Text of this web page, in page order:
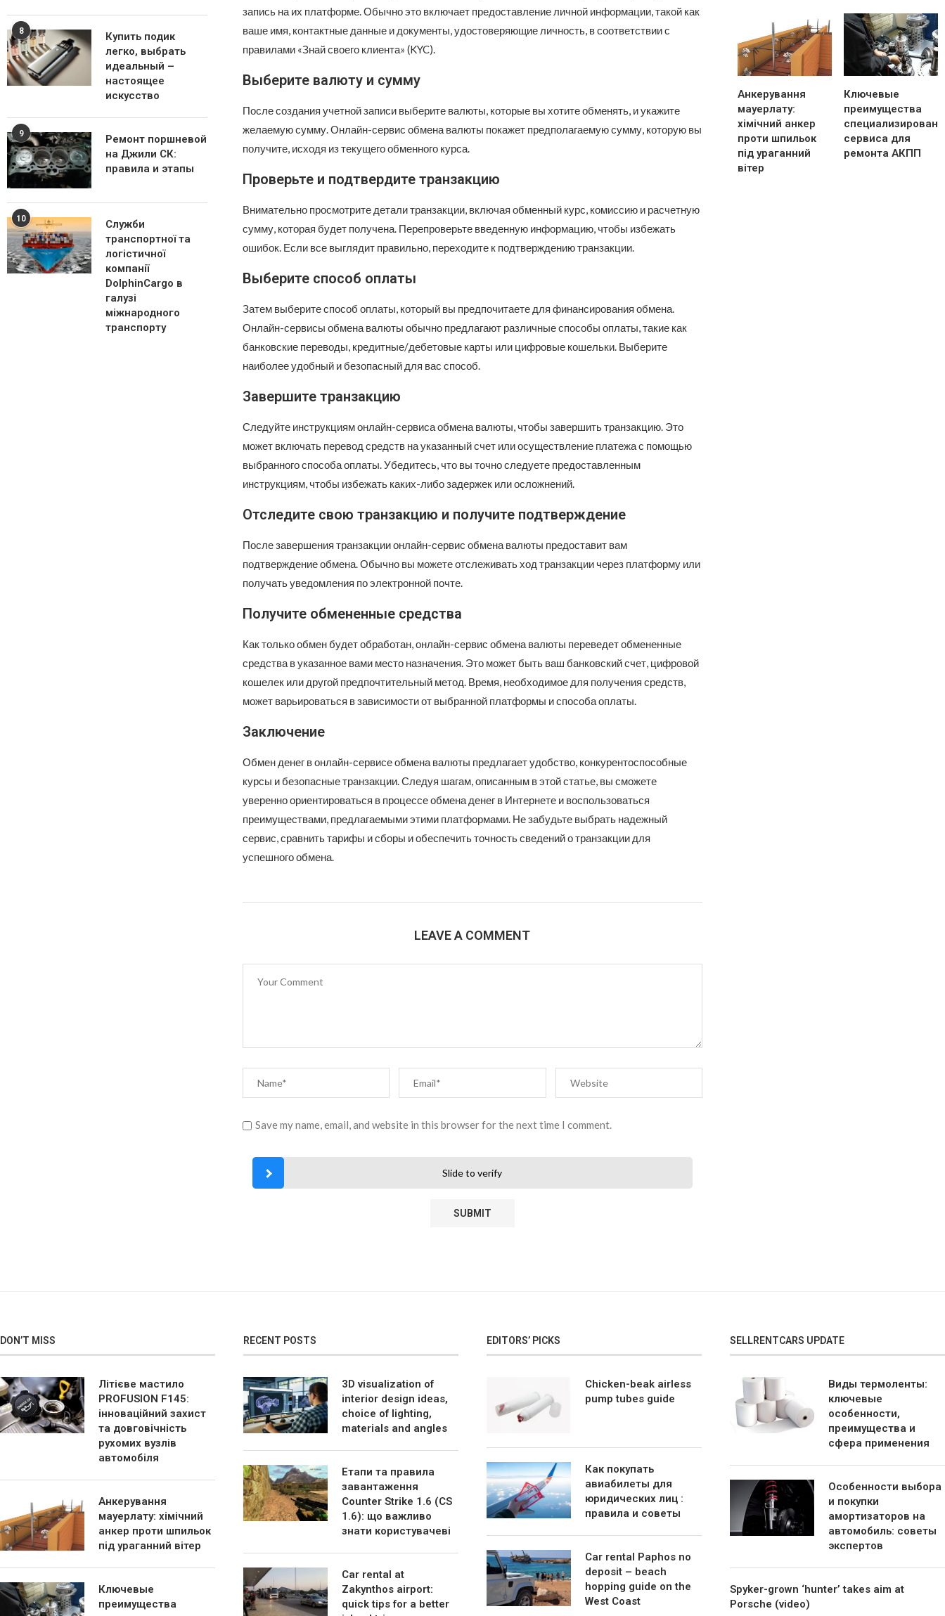
запись на их платформе. Обычно это включает предоставление личной информации, такой как
ваше имя, контактные данные и документы, удостоверяющие личность, в соответствии с
правилами «Знай своего клиента» (KYC).
Выберите валюту и сумму
После создания учетной записи выберите валюты, которые вы хотите обменять, и укажите
желаемую сумму. Онлайн-сервис обмена валюты покажет предполагаемую сумму, которую вы
получите, исходя из текущего обменного курса.
Проверьте и подтвердите транзакцию
Внимательно просмотрите детали транзакции, включая обменный курс, комиссию и расчетную
сумму, которая будет получена. Перепроверьте введенную информацию, чтобы избежать
ошибок. Если все выглядит правильно, переходите к подтверждению транзакции.
Выберите способ оплаты
Затем выберите способ оплаты, который вы предпочитаете для финансирования обмена.
Онлайн-сервисы обмена валюты обычно предлагают различные способы оплаты, такие как
банковские переводы, кредитные/дебетовые карты или цифровые кошельки. Выберите
наиболее удобный и безопасный для вас способ.
Завершите транзакцию
Следуйте инструкциям онлайн-сервиса обмена валюты, чтобы завершить транзакцию. Это
может включать перевод средств на указанный счет или осуществление платежа с помощью
выбранного способа оплаты. Убедитесь, что вы точно следуете предоставленным
инструкциям, чтобы избежать каких-либо задержек или осложнений.
Отследите свою транзакцию и получите подтверждение
После завершения транзакции онлайн-сервис обмена валюты предоставит вам
подтверждение обмена. Обычно вы можете отслеживать ход транзакции через платформу или
получать уведомления по электронной почте.
Получите обмененные средства
Как только обмен будет обработан, онлайн-сервис обмена валюты переведет обмененные
средства в указанное вами место назначения. Это может быть ваш банковский счет, цифровой
кошелек или другой предпочтительный метод. Время, необходимое для получения средств,
может варьироваться в зависимости от выбранной платформы и способа оплаты.
Заключение
Обмен денег в онлайн-сервисе обмена валюты предлагает удобство, конкурентоспособные
курсы и безопасные транзакции. Следуя шагам, описанным в этой статье, вы сможете
уверенно ориентироваться в процессе обмена денег в Интернете и воспользоваться
преимуществами, предлагаемыми этими платформами. Не забудьте выбрать надежный
сервис, сравнить тарифы и сборы и обеспечить точность сведений о транзакции для
успешного обмена.
LEAVE A COMMENT
Save my name, email, and website in this browser for the next time I comment.
Slide to verify
Анкерування
мауерлату:
хімічний анкер
проти шпильок
під ураганний
вітер
Ключевые
преимущества
сервиса для
ремонта АКПП
8
Купить подик
легко, выбрать
идеальный –
настоящее
искусство
9
Ремонт поршневой
на Джили СК:
правила и этапы
10
Служби
транспортної та
логістичної
компанії
DolphinCargo в
галузі
міжнародного
транспорту
DON’T MISS
Літієве мастило
PROFUSION F145:
інноваційний захист
та довговічність
рухомих вузлів
автомобіля
Анкерування
мауерлату: хімічний
анкер проти шпильок
під ураганний вітер
Ключевые
преимущества
RECENT POSTS
3D visualization of
interior design ideas,
choice of lighting,
materials and angles
Етапи та правила
завантаження
Counter Strike 1.6 (CS
1.6): що важливо
знати користувачеві
Car rental at
Zakynthos airport:
quick tips for a better
EDITORS’ PICKS
Chicken-beak airless
pump tubes guide
Как покупать
авиабилеты для
юридических лиц :
правила и советы
Car rental Paphos no
deposit – beach
hopping guide on the
West Coast
SELLRENTCARS UPDATE
Виды термоленты:
ключевые
особенности,
преимущества и
сфера применения
Особенности выбора
и покупки
амортизаторов на
автомобиль: советы
экспертов
Spyker-grown ‘hunter’ takes aim at
Porsche (video)